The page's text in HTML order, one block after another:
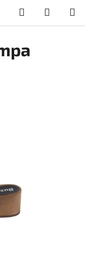
Keresés KOSÁR